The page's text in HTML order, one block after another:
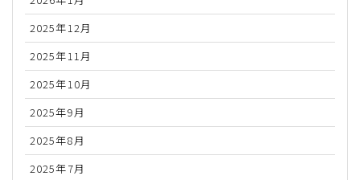
2025年12月
2025年11月
2025年10月
2025年9月
2025年8月
2025年7月